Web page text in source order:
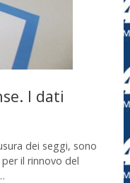
I dati
dei seggi, sono
il rinnovo del